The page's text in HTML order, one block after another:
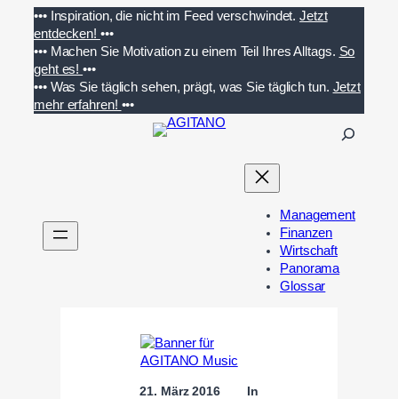
Inhalt
springen
••• Inspiration, die nicht im Feed verschwindet. Jetzt
entdecken! •••
••• Machen Sie Motivation zu einem Teil Ihres Alltags. So
geht es!•••
••• Was Sie täglich sehen, prägt, was Sie täglich tun. Jetzt
mehr erfahren! •••
n
Management
Finanzen
Wirtschaft
Panorama
Glossar
21. März 2016 In